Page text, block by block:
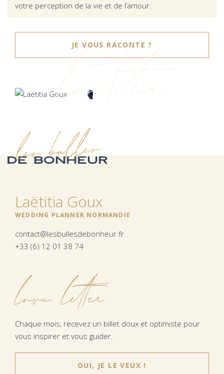
votre perception de la vie et de l’amour.
JE VOUS RACONTE ?
laëtitia
Laëtitia Goux
WEDDING PLANNER NORMANDIE
contact@lesbullesdebonheur.fr
+33 (6) 12 01 38 74
love letter
Chaque mois, recevez un billet doux et optimiste pour
vous inspirer et vous guider.
OUI, JE LE VEUX !